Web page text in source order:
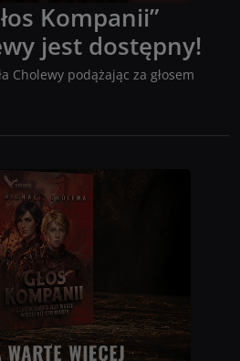
Kompanii”
jest dostępny!
Cholewy podążając za głosem